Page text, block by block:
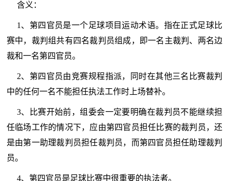
含义：
1、第四官员是一个足球项目运动术语。指在正式足球比
赛中，裁判组共有四名裁判员组成，即一名主裁判、两名边
裁和一名第四官员。
2、第四官员由竞赛规程指派，同时在其他三名比赛裁判
中的任何一名不能担任执法工作时上场替补。
3、比赛开始前，组委会一定要明确在裁判员不能继续担
任临场工作的情况下，应由第四官员担任比赛的裁判员，还
是由第一助理裁判员担任裁判员，而第四官员担任助理裁判
员。
4、第四官员是足球比赛中很重要的执法者。